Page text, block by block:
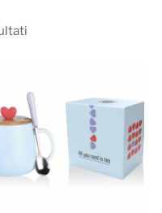
al
più
recente